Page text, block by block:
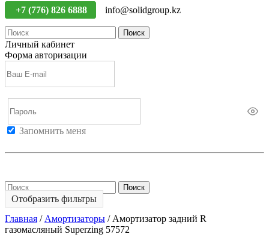
+7 (776) 826 6888 info@solidgroup.kz
Поиск
Личный кабинет
Форма авторизации
Запомнить меня
Поиск
Отобразить фильтры
Главная / Амортизаторы / Амортизатор задний R
газомасляный Superzing 57572